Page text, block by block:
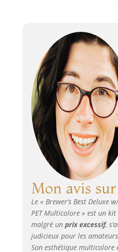
Mon avis
Le « Brewer’s Best Deluxe
PET Multicolore » est un kit
malgré un prix excessif,
judicieux pour les
Son esthétique multicolore